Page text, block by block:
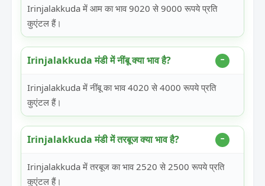
Irinjalakkuda में आम का भाव 9020 से 9000 रूपये प्रति
कुएंटल हैं।
Irinjalakkuda मंडी में नींबू क्या भाव है?
Irinjalakkuda में नींबू का भाव 4020 से 4000 रूपये प्रति
कुएंटल हैं।
Irinjalakkuda मंडी में तरबूज क्या भाव है?
Irinjalakkuda में तरबूज का भाव 2520 से 2500 रूपये प्रति
कुएंटल हैं।